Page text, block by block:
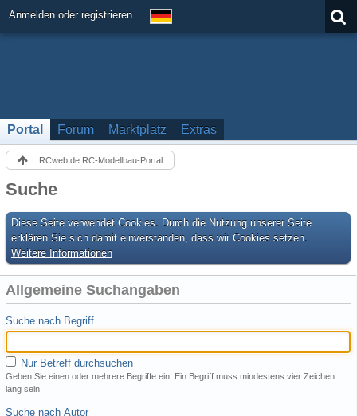
Anmelden oder registrieren
Portal Forum Marktplatz Extras
RCweb.de RC-Modellbau-Portal
Suche
Diese Seite verwendet Cookies. Durch die Nutzung unserer Seite
erklären Sie sich damit einverstanden, dass wir Cookies setzen.
Weitere Informationen
Allgemeine Suchangaben
Suche nach Begriff
Nur Betreff durchsuchen
Geben Sie einen oder mehrere Begriffe ein. Ein Begriff muss mindestens vier Zeichen
lang sein.
Suche nach Autor